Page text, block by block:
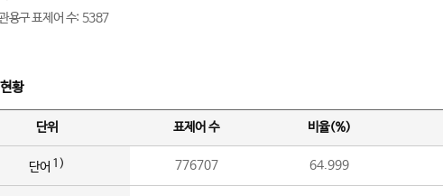
용구 표제어 수: 5387
황
단위 표제어 수 비율(%)
단어 1) 776707 64.999